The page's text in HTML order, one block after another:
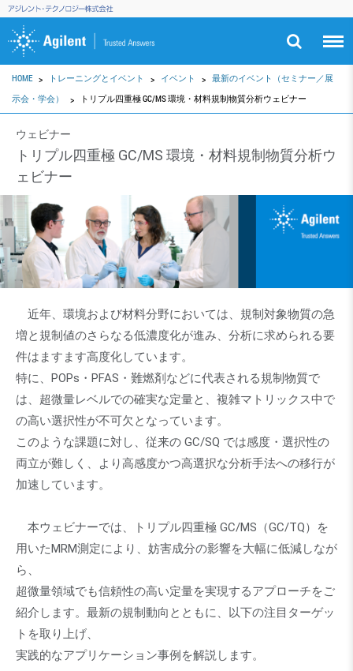
HOME トレーニングとイベント イベント
最新のイベント（セミナー／展
示会・学会）
トリプル四重極 GC/MS 環境・材料規制物質分析ウェビナー
ウェビナー
トリプル四重極 GC/MS 環境・材料規制物質分析ウ
ェビナー
近年、環境および材料分野においては、規制対象物質の急
増と規制値のさらなる低濃度化が進み、分析に求められる要
件はますます高度化しています。
特に、POPs・PFAS・難燃剤などに代表される規制物質で
は、超微量レベルでの確実な定量と、複雑マトリックス中で
の高い選択性が不可欠となっています。
このような課題に対し、従来の GC/SQ では感度・選択性の
両立が難しく、より高感度かつ高選択な分析手法への移行が
加速しています。
本ウェビナーでは、トリプル四重極 GC/MS（GC/TQ）を
用いたMRM測定により、妨害成分の影響を大幅に低減しなが
ら、
超微量領域でも信頼性の高い定量を実現するアプローチをご
紹介します。最新の規制動向とともに、以下の注目ターゲッ
トを取り上げ、
実践的なアプリケーション事例を解説します。